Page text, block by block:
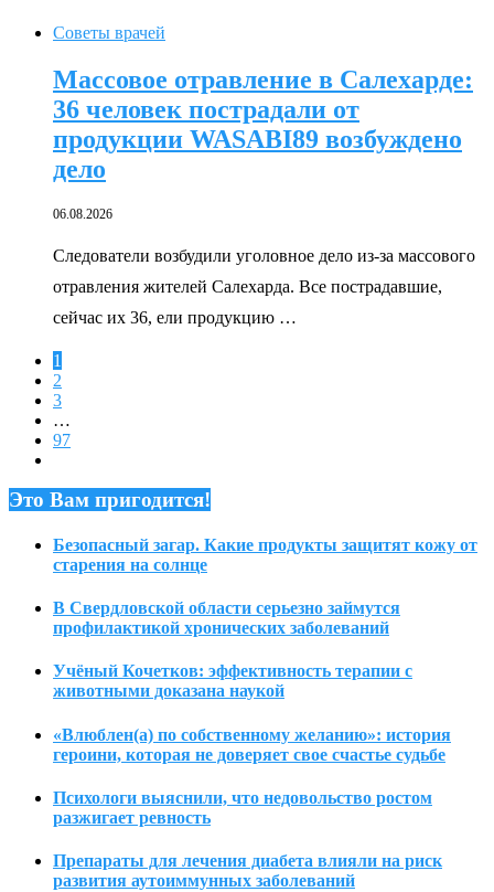
Советы врачей
Массовое отравление в Салехарде:
36 человек пострадали от
продукции WASABI89 возбуждено
дело
06.08.2026
Следователи возбудили уголовное дело из-за массового
отравления жителей Салехарда. Все пострадавшие,
сейчас их 36, ели продукцию …
1
2
3
…
97
Это Вам пригодится!
Безопасный загар. Какие продукты защитят кожу от
старения на солнце
В Свердловской области серьезно займутся
профилактикой хронических заболеваний
Учёный Кочетков: эффективность терапии с
животными доказана наукой
«Влюблен(а) по собственному желанию»: история
героини, которая не доверяет свое счастье судьбе
Психологи выяснили, что недовольство ростом
разжигает ревность
Препараты для лечения диабета влияли на риск
развития аутоиммунных заболеваний